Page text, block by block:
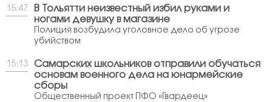
15:47
В Тольятти неизвестный избил руками и
ногами девушку в магазине
Полиция возбудила уголовное дело об угрозе
убийством
15:13
Самарских школьников отправили обучаться
основам военного дела на юнармейские
сборы
Общественный проект ПФО «Гвардеец»